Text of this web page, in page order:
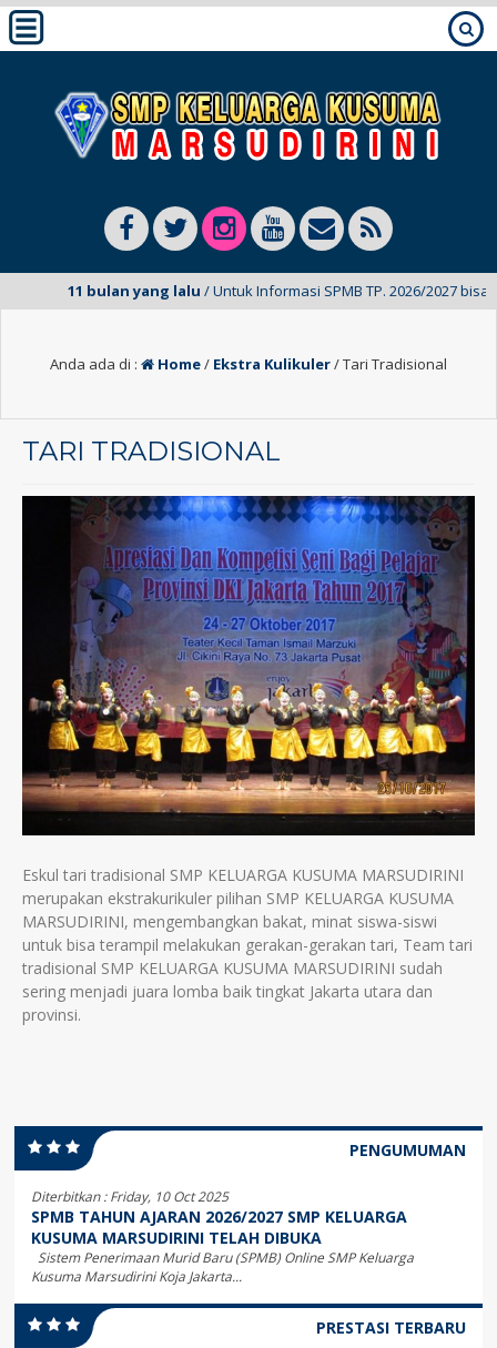
11 bulan yang lalu/ Untuk Informasi SPMB TP. 2026/2027 bisa
Anda ada di : Home/ Ekstra Kulikuler/Tari Tradisional
TARI TRADISIONAL
Eskul tari tradisional SMP KELUARGA KUSUMA MARSUDIRINI
merupakan ekstrakurikuler pilihan SMP KELUARGA KUSUMA
MARSUDIRINI, mengembangkan bakat, minat siswa-siswi
untuk bisa terampil melakukan gerakan-gerakan tari, Team tari
tradisional SMP KELUARGA KUSUMA MARSUDIRINI sudah
sering menjadi juara lomba baik tingkat Jakarta utara dan
provinsi.
PENGUMUMAN
Diterbitkan :Friday, 10 Oct 2025
SPMB TAHUN AJARAN 2026/2027 SMP KELUARGA
KUSUMA MARSUDIRINI TELAH DIBUKA
Sistem Penerimaan Murid Baru (SPMB) Online SMP Keluarga
Kusuma Marsudirini Koja Jakarta...
PRESTASI TERBARU